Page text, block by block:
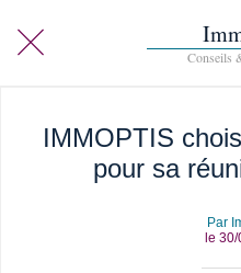
IMMOPTIS
pour sa
Par
le